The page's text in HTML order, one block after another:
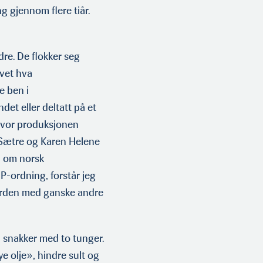
gjennom flere tiår.
De flokker seg
hva
ben i
eller deltatt på et
produksjonen
og Karen Helene
norsk
ordning, forstår jeg
med ganske andre
med to tunger.
olje», hindre sult og